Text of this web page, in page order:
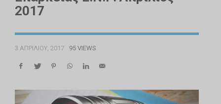
2017
3 ΑΠΡΙΛΊΟΥ, 2017 95 VIEWS